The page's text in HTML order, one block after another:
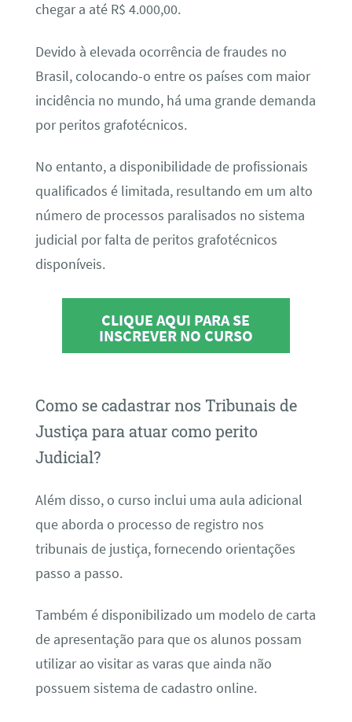
chegar a até R$ 4.000,00.
Devido à elevada ocorrência de fraudes no
Brasil, colocando-o entre os países com maior
incidência no mundo, há uma grande demanda
por peritos grafotécnicos.
No entanto, a disponibilidade de profissionais
qualificados é limitada, resultando em um alto
número de processos paralisados no sistema
judicial por falta de peritos grafotécnicos
disponíveis.
CLIQUE AQUI PARA SE
INSCREVER NO CURSO
Como se cadastrar nos Tribunais de
Justiça para atuar como perito
Judicial?
Além disso, o curso inclui uma aula adicional
que aborda o processo de registro nos
tribunais de justiça, fornecendo orientações
passo a passo.
Também é disponibilizado um modelo de carta
de apresentação para que os alunos possam
utilizar ao visitar as varas que ainda não
possuem sistema de cadastro online.